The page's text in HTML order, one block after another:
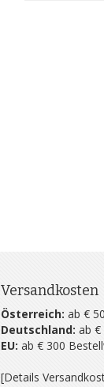
Versandkosten
Österreich: ab €
Deutschland: ab €
EU: ab € 300
[Details